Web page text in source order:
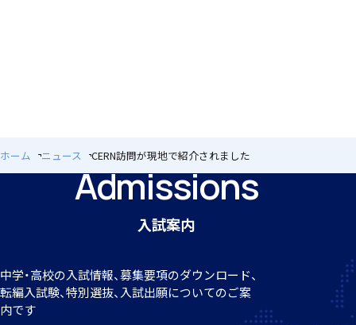
ホーム ニュース CERN訪問が現地で紹介されました
Admissions
入試案内
中学・高校の入試情報、募集要項のダウンロード、
転編入試験、特別選抜、入試出願についてのご案
内です
アカデミアクラス（AC）
閉じる